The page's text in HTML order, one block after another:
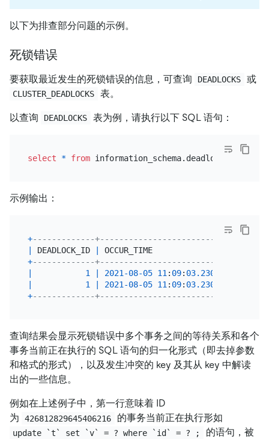
以下为排查部分问题的示例。
死锁错误
要获取最近发生的死锁错误的信息，可查询 DEADLOCKS 或
CLUSTER_DEADLOCKS 表。
以查询 DEADLOCKS 表为例，请执行以下 SQL 语句：
select * from
示例输出：
+-------------+----------------------------
DEADLOCK_ID OCCUR_TIME
+-------------+----------------------------
1 2021 -08-05 11 : 09: 03.230341
1 2021 -08-05 11 : 09: 03.230341
+-------------+----------------------------
查询结果会显示死锁错误中多个事务之间的等待关系和各个
事务当前正在执行的 SQL 语句的归一化形式（即去掉参数
和格式的形式），以及发生冲突的 key 及其从 key 中解读
出的一些信息。
例如在上述例子中，第一行意味着 ID
为
426812829645406216 的事务当前正在执行形如
update `t` set `v` = ? where `id` = ? ;
的语句，被